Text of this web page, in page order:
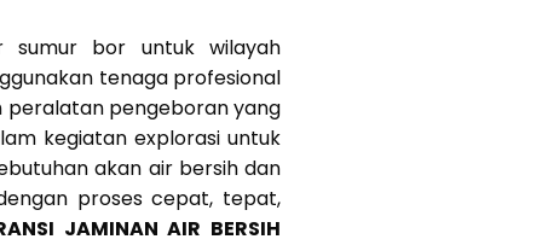
sumur bor untuk wilayah
tenaga profesional
peralatan pengeboran yang
kegiatan explorasi untuk
akan air bersih dan
proses cepat, tepat,
JAMINAN AIR BERSIH